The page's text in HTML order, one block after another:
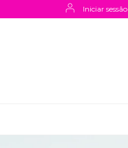
Iniciar sessão